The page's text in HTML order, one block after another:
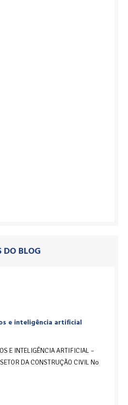
DO BLOG
e inteligência artificial
E INTELIGÊNCIA ARTIFICIAL –
DA CONSTRUÇÃO CIVIL No